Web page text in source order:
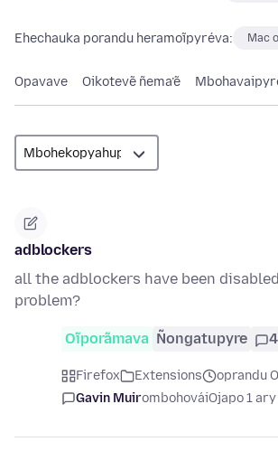
Ehechauka porandu heramoĩpyréva: Mac
Opavave Oikotevẽ ñema’ẽ
adblockers
all the adblockers have been
problem?
Oĩporãmava Ñongatupyre 4
Firefox Extensions
oprandu
Gavin MuirombohováiOjapo 1 ary